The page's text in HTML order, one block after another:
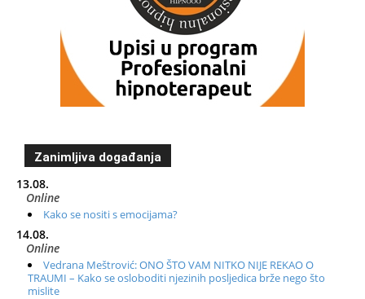
Zanimljiva događanja
13.08.
Online
Kako se nositi s emocijama?
14.08.
Online
Vedrana Meštrović: ONO ŠTO VAM NITKO NIJE REKAO O
TRAUMI – Kako se osloboditi njezinih posljedica brže nego što
mislite